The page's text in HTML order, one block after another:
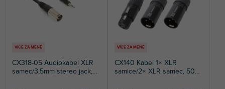
VÍCE ZA MÉNĚ
CX318-05 Audiokabel XLR
samec/3,5mm stereo jack,
VÍCE ZA MÉNĚ
CX140 Kabel 1× XLR
samice/2× XLR samec, 50